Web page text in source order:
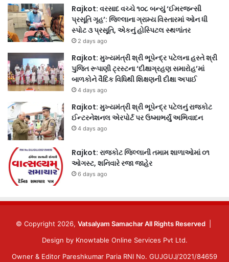
Rajkot: વરસાદ વચ્ચે ૧૦૮ બન્યું ‘ઈમરજન્સી
પ્રસૂતિ ગૃહ’: જિલ્લાના ગ્રામ્ય વિસ્તારમાં ઓન ધી
સ્પોટ ૩ પ્રસૂતિ, એકનું હોસ્પિટલ સ્થળાંતર
2 days ago
Rajkot: મુખ્યમંત્રી શ્રી ભૂપેન્દ્ર પટેલના હસ્તે શ્રી
પુજિત રૂપાણી ટ્રસ્ટના ‘દીક્ષાગ્રહણ સમારોહ’માં
બાળકોને વૈદિક વિધિથી શિક્ષણની દીક્ષા અપાઈ
4 days ago
Rajkot: મુખ્યમંત્રી શ્રી ભૂપેન્દ્ર પટેલનું રાજકોટ
ઈન્ટરનેશનલ એરપોર્ટ પર ઉષ્માભર્યું અભિવાદન
4 days ago
Rajkot: રાજકોટ જિલ્લાની તમામ શાળાઓમાં ૦૧
ઓગસ્ટ, શનિવારે રજા જાહેર
6 days ago
© Copyright 2026, Vatsalyam Samachar All Rights Reserved
Design by Knowtable Online Services Pvt Ltd.
Owner & Editor Pareshkumar Paria RNI No. GUJGUJ/2021/84659